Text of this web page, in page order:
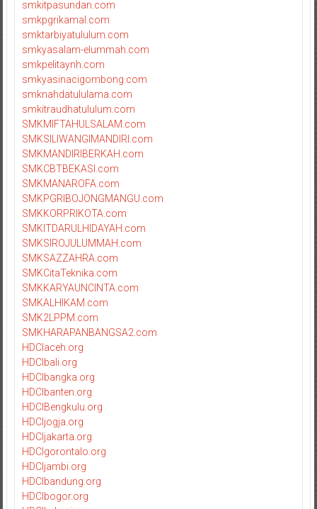
smkitpasundan.com
smkpgrikamal.com
smktarbiyatululum.com
smkyasalam-elummah.com
smkpelitaynh.com
smkyasinacigombong.com
smknahdatululama.com
smkitraudhatululum.com
SMKMIFTAHULSALAM.com
SMKSILIWANGIMANDIRI.com
SMKMANDIRIBERKAH.com
SMKCBTBEKASI.com
SMKMANAROFA.com
SMKPGRIBOJONGMANGU.com
SMKKORPRIKOTA.com
SMKITDARULHIDAYAH.com
SMKSIROJULUMMAH.com
SMKSAZZAHRA.com
SMKCitaTeknika.com
SMKKARYAUNCINTA.com
SMKALHIKAM.com
SMK2LPPM.com
SMKHARAPANBANGSA2.com
HDCIaceh.org
HDCIbali.org
HDCIbangka.org
HDCIbanten.org
HDCIBengkulu.org
HDCIjogja.org
HDCIjakarta.org
HDCIgorontalo.org
HDCIjambi.org
HDCIbandung.org
HDCIbogor.org